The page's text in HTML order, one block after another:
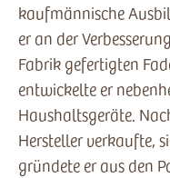
kaufmännische
er an der
Fabrik gefertigten
entwickelte er
Haushaltsgeräte.
Hersteller verkaufte,
gründete er aus den